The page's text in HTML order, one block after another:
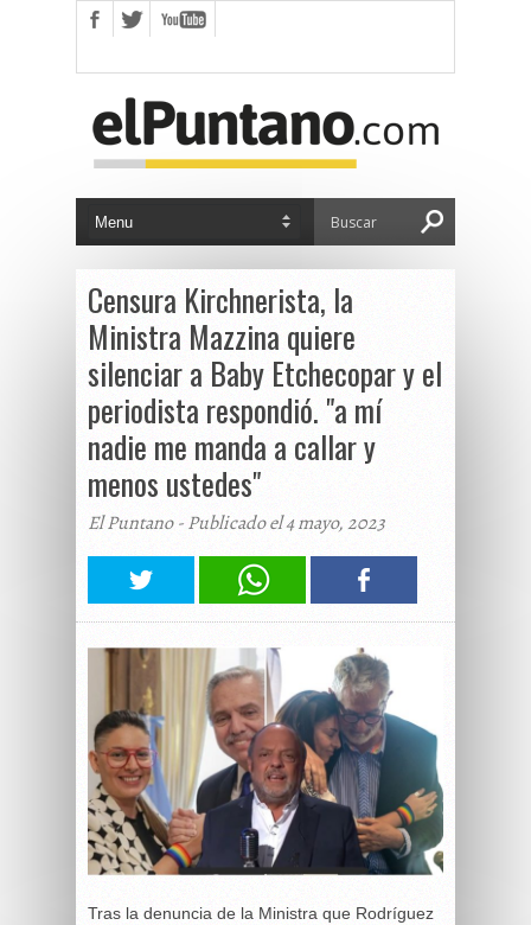
Censura Kirchnerista, la
Ministra Mazzina quiere
silenciar a Baby Etchecopar y el
periodista respondió. "a mí
nadie me manda a callar y
menos ustedes"
El Puntano - Publicado el 4 mayo, 2023
Tras la denuncia de la Ministra que Rodríguez